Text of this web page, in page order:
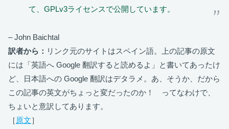
て、GPLv3ライセンスで公開しています。
– John Baichtal
訳者から： リンク元のサイトはスペイン語。上の記事の原文
には「英語へ Google 翻訳すると読めるよ」と書いてあったけ
ど、日本語への Google 翻訳はデタラメ。あ、そうか、だから
この記事の英文がちょっと変だったのか！ ってなわけで、
ちょいと意訳してあります。
［ 原文］